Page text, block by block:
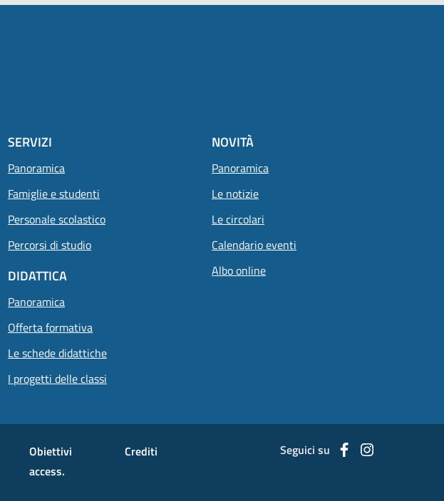
SERVIZI
Panoramica
Famiglie e studenti
Personale scolastico
Percorsi di studio
DIDATTICA
Panoramica
Offerta formativa
Le schede didattiche
I progetti delle classi
NOVITÀ
Panoramica
Le notizie
Le circolari
Calendario eventi
Albo online
Obiettivi
access.
Crediti Seguici su Facebook